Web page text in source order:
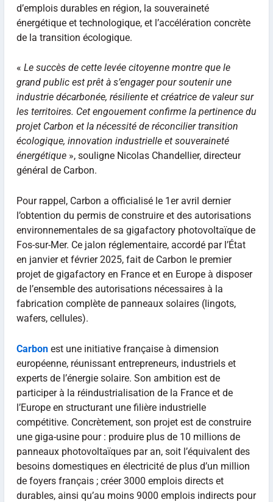
d’emplois durables en région, la souveraineté
énergétique et technologique, et l’accélération concrète
de la transition écologique.
« Le succès de cette levée citoyenne montre que le
grand public est prêt à s’engager pour soutenir une
industrie décarbonée, résiliente et créatrice de valeur sur
les territoires. Cet engouement confirme la pertinence du
projet Carbon et la nécessité de réconcilier transition
écologique, innovation industrielle et souveraineté
énergétique», souligne Nicolas Chandellier, directeur
général de Carbon.
Pour rappel, Carbon a officialisé le 1er avril dernier
l’obtention du permis de construire et des autorisations
environnementales de sa gigafactory photovoltaïque de
Fos-sur-Mer. Ce jalon réglementaire, accordé par l’État
en janvier et février 2025, fait de Carbon le premier
projet de gigafactory en France et en Europe à disposer
de l’ensemble des autorisations nécessaires à la
fabrication complète de panneaux solaires (lingots,
wafers, cellules).
Carbon est une initiative française à dimension
européenne, réunissant entrepreneurs, industriels et
experts de l’énergie solaire. Son ambition est de
participer à la réindustrialisation de la France et de
l’Europe en structurant une filière industrielle
compétitive. Concrètement, son projet est de construire
une giga-usine pour : produire plus de 10 millions de
panneaux photovoltaïques par an, soit l’équivalent des
besoins domestiques en électricité de plus d’un million
de foyers français ; créer 3000 emplois directs et
durables, ainsi qu’au moins 9000 emplois indirects pour